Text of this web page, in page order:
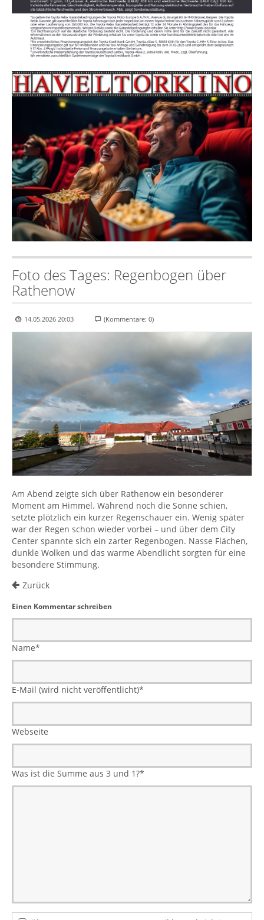
Foto des Tages: Regenbogen über
Rathenow
14.05.2026 20:03 (Kommentare: 0)
Am Abend zeigte sich über Rathenow ein besonderer
Moment am Himmel. Während noch die Sonne schien,
setzte plötzlich ein kurzer Regenschauer ein. Wenig später
war der Regen schon wieder vorbei – und über dem City
Center spannte sich ein zarter Regenbogen. Nasse Flächen,
dunkle Wolken und das warme Abendlicht sorgten für eine
besondere Stimmung.
Zurück
Einen Kommentar schreiben
Name*
E-Mail (wird nicht veröffentlicht)*
Webseite
Was ist die Summe aus 3 und 1?*